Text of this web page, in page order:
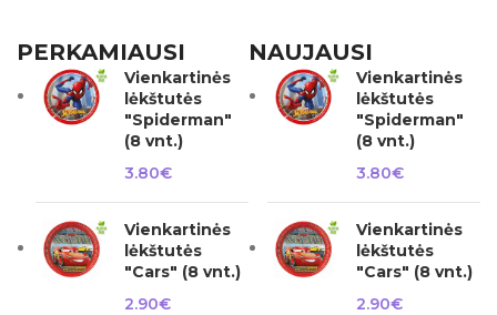
PERKAMIAUSI
Vienkartinės
lėkštutės
"Spiderman"
(8 vnt.)
3.80€
Vienkartinės
lėkštutės
"Cars" (8 vnt.)
2.90€
NAUJAUSI
Vienkartinės
lėkštutės
"Spiderman"
(8 vnt.)
3.80€
Vienkartinės
lėkštutės
"Cars" (8 vnt.)
2.90€